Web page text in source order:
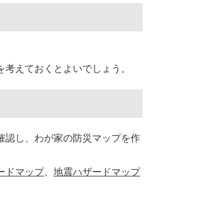
えておくとよいでしょう。
し、わが家の防災マップを作
ドマップ、 地震ハザードマップ